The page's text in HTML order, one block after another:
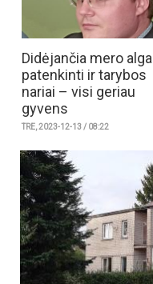
Didėjančia mero alga
patenkinti ir tarybos
nariai – visi geriau
gyvens
TRE, 2023-12-13 / 08:22